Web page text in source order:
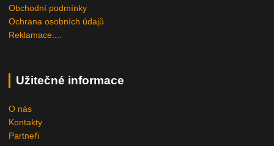
Obchodní podmínky
Ochrana osobních údajů
Reklamace....
Užitečné informace
O nás
Kontakty
Partneři